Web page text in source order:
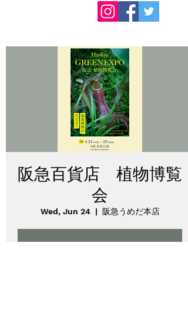
阪急百貨店 植物博覧
会
Wed, Jun 24
  |
阪急うめだ本店